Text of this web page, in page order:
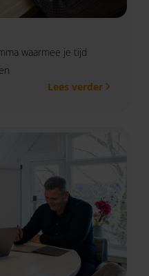
waarmee je tijd
Lees verder